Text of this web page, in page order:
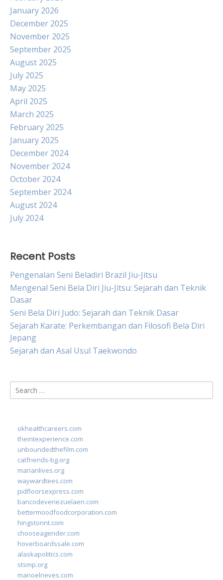
January 2026
December 2025
November 2025
September 2025
August 2025
July 2025
May 2025
April 2025
March 2025
February 2025
January 2025
December 2024
November 2024
October 2024
September 2024
August 2024
July 2024
Recent Posts
Pengenalan Seni Beladiri Brazil Jiu-Jitsu
Mengenal Seni Bela Diri Jiu-Jitsu: Sejarah dan Teknik
Dasar
Seni Bela Diri Judo: Sejarah dan Teknik Dasar
Sejarah Karate: Perkembangan dan Filosofi Bela Diri
Jepang
Sejarah dan Asal Usul Taekwondo
Search
for:
okhealthcareers.com
theintexperience.com
unboundedthefilm.com
catfriends-bg.org
marianlives.org
waywardtees.com
pidfloorsexpress.com
bancodevenezuelaen.com
bettermoodfoodcorporation.com
hingstonnt.com
chooseagender.com
hoverboardssale.com
alaskapolitics.com
stsmp.org
manoelneves.com